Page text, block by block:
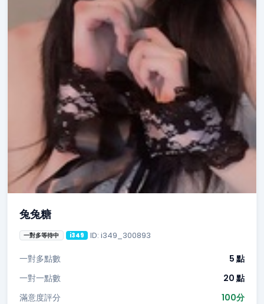
兔兔糖
一對多等待中 i349 ID: i349_300893
一對多點數
5 點
一對一點數
20 點
滿意度評分
100分